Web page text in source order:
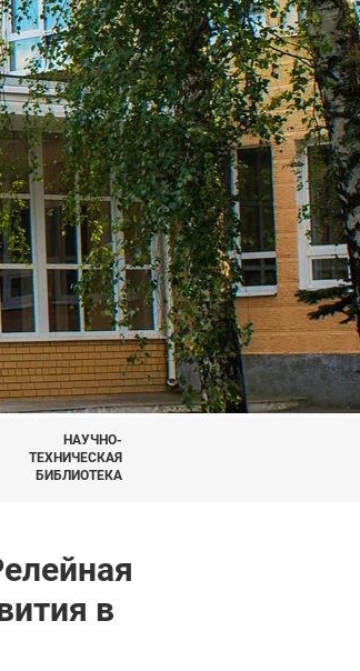
НАУЧНО-
ТЕХНИЧЕСКАЯ
БИБЛИОТЕКА
в